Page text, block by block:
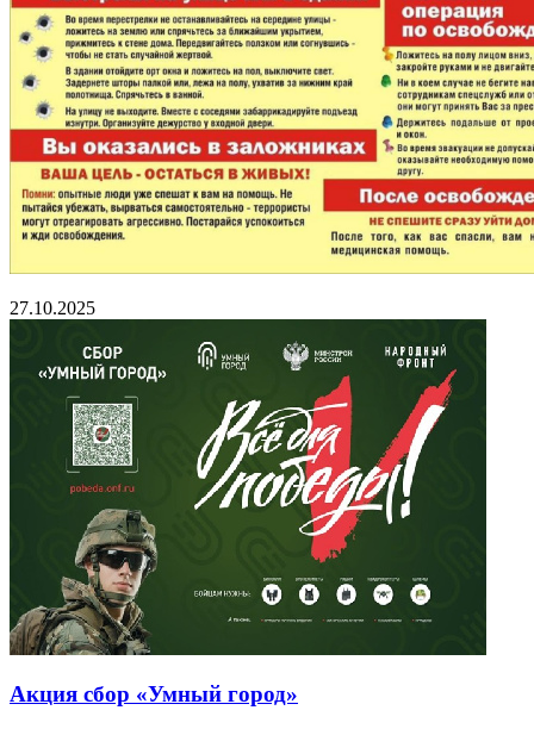
27.10.2025
Акция сбор «Умный город»